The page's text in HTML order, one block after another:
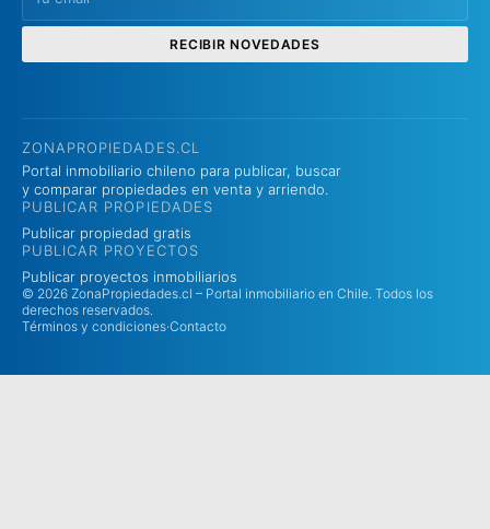
RECIBIR NOVEDADES
ZONAPROPIEDADES.CL
Portal inmobiliario chileno para publicar, buscar
y comparar propiedades en venta y arriendo.
PUBLICAR PROPIEDADES
Publicar propiedad gratis
PUBLICAR PROYECTOS
Publicar proyectos inmobiliarios
© 2026 ZonaPropiedades.cl – Portal inmobiliario en Chile. Todos los
derechos reservados.
Términos y condiciones·Contacto